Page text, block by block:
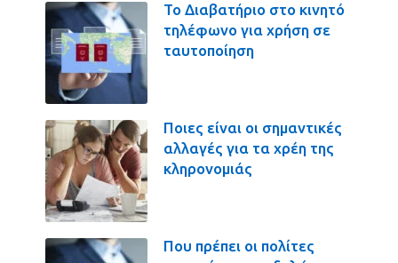
Το Διαβατήριο στο κινητό
τηλέφωνο για χρήση σε
ταυτοποίηση
Ποιες είναι οι σημαντικές
αλλαγές για τα χρέη της
κληρονομιάς
Που πρέπει οι πολίτες